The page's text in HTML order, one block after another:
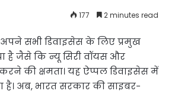
177 2 minutes read
सभी डिवाइसेस के लिए प्रमुख
है जैसे कि न्यू सिरी वॉयस और
की क्षमता। यह ऐप्पल डिवाइसेस में
अब, भारत सरकार की साइबर-